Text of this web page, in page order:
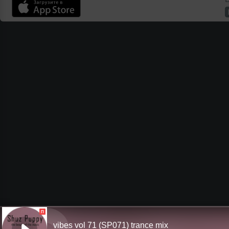
П
vibes vol 71 (SP071) trance mix